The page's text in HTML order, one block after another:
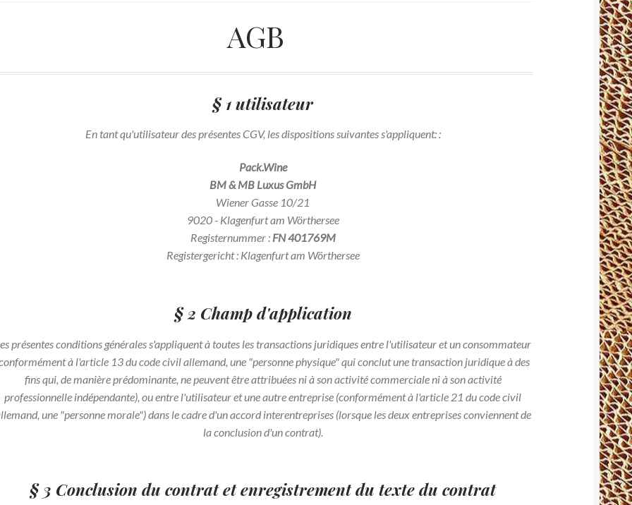
AGB
§ 1 utilisateur
En tant qu'utilisateur des présentes CGV, les dispositions suivantes s'appliquent: :
Pack.Wine
BM & MB Luxus GmbH
Wiener Gasse 10/21
9020 - Klagenfurt am Wörthersee
Registernummer : FN 401769M
Registergericht : Klagenfurt am Wörthersee
§ 2 Champ d'application
présentes conditions générales s'appliquent à toutes les transactions juridiques entre l'utilisateur et un consommateur
à l'article 13 du code civil allemand, une "personne physique" qui conclut une transaction juridique à des
fins qui, de manière prédominante, ne peuvent être attribuées ni à son activité commerciale ni à son activité
professionnelle indépendante), ou entre l'utilisateur et une autre entreprise (conformément à l'article 21 du code civil
une "personne morale") dans le cadre d'un accord interentreprises (lorsque les deux entreprises conviennent de
la conclusion d'un contrat).
§ 3 Conclusion du contrat et enregistrement du texte du contrat